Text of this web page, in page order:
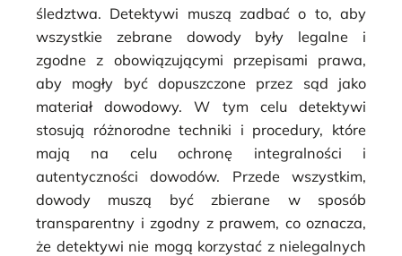
śledztwa. Detektywi muszą zadbać o to, aby
wszystkie zebrane dowody były legalne i
zgodne z obowiązującymi przepisami prawa,
aby mogły być dopuszczone przez sąd jako
materiał dowodowy. W tym celu detektywi
stosują różnorodne techniki i procedury, które
mają na celu ochronę integralności i
autentyczności dowodów. Przede wszystkim,
dowody muszą być zbierane w sposób
transparentny i zgodny z prawem, co oznacza,
że detektywi nie mogą korzystać z nielegalnych